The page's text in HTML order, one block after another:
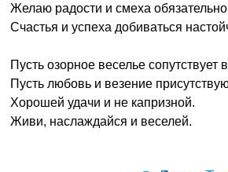
Желаю радости и смеха
Счастья и успеха добиваться
Пусть озорное веселье сопутствует
Пусть любовь и везение
Хорошей удачи и не капризной.
Живи, наслаждайся и веселей.